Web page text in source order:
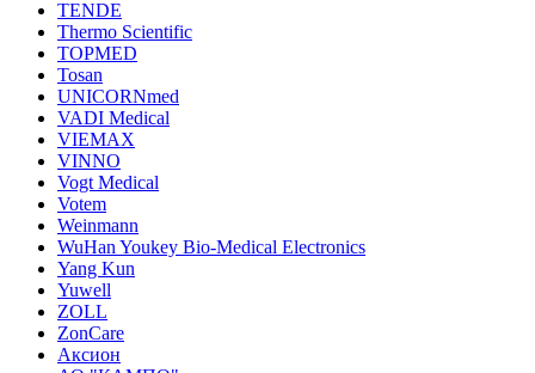
TENDE
Thermo Scientific
TOPMED
Tosan
UNICORNmed
VADI Medical
VIEMAX
VINNO
Vogt Medical
Votem
Weinmann
WuHan Youkey Bio-Medical Electronics
Yang Kun
Yuwell
ZOLL
ZonCare
Аксион